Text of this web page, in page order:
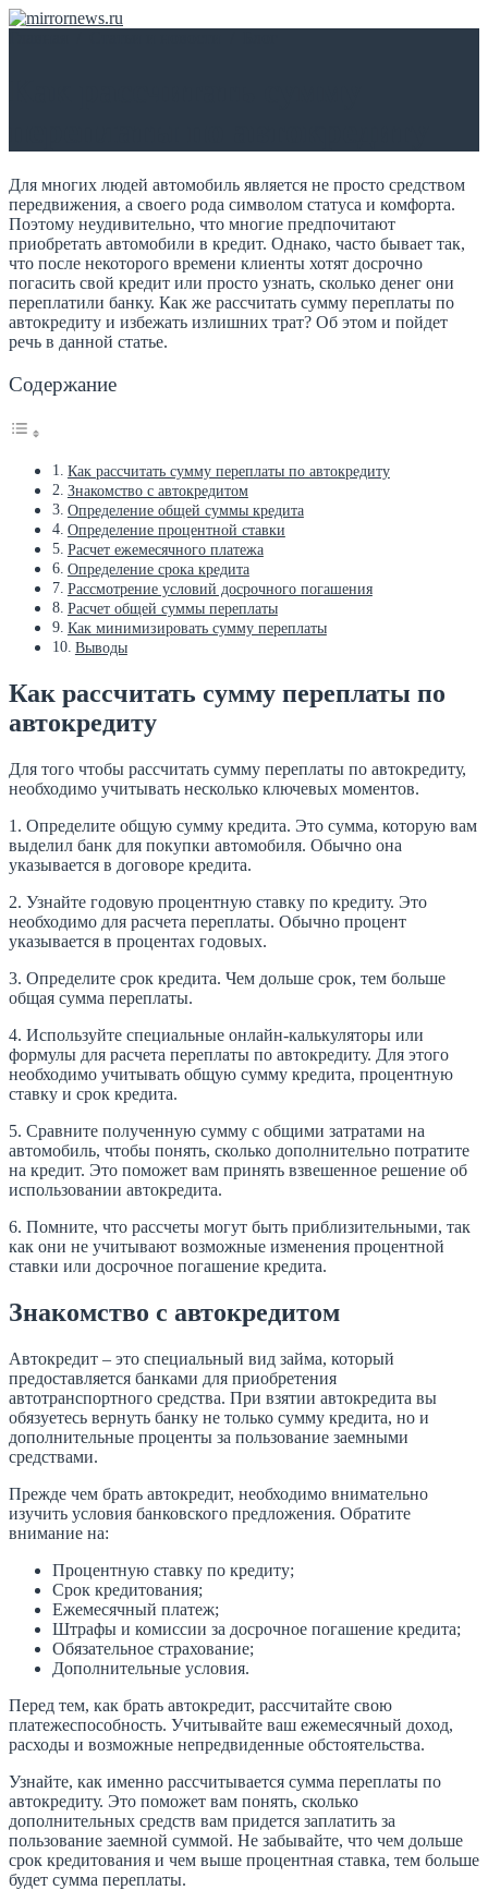
Для многих людей автомобиль является не просто средством
передвижения, а своего рода символом статуса и комфорта.
Поэтому неудивительно, что многие предпочитают
приобретать автомобили в кредит. Однако, часто бывает так,
что после некоторого времени клиенты хотят досрочно
погасить свой кредит или просто узнать, сколько денег они
переплатили банку. Как же рассчитать сумму переплаты по
автокредиту и избежать излишних трат? Об этом и пойдет
речь в данной статье.
Содержание
Как рассчитать сумму переплаты по автокредиту
Знакомство с автокредитом
Определение общей суммы кредита
Определение процентной ставки
Расчет ежемесячного платежа
Определение срока кредита
Рассмотрение условий досрочного погашения
Расчет общей суммы переплаты
Как минимизировать сумму переплаты
Выводы
Как рассчитать сумму переплаты по
автокредиту
Для того чтобы рассчитать сумму переплаты по автокредиту,
необходимо учитывать несколько ключевых моментов.
1. Определите общую сумму кредита. Это сумма, которую вам
выделил банк для покупки автомобиля. Обычно она
указывается в договоре кредита.
2. Узнайте годовую процентную ставку по кредиту. Это
необходимо для расчета переплаты. Обычно процент
указывается в процентах годовых.
3. Определите срок кредита. Чем дольше срок, тем больше
общая сумма переплаты.
4. Используйте специальные онлайн-калькуляторы или
формулы для расчета переплаты по автокредиту. Для этого
необходимо учитывать общую сумму кредита, процентную
ставку и срок кредита.
5. Сравните полученную сумму с общими затратами на
автомобиль, чтобы понять, сколько дополнительно потратите
на кредит. Это поможет вам принять взвешенное решение об
использовании автокредита.
6. Помните, что рассчеты могут быть приблизительными, так
как они не учитывают возможные изменения процентной
ставки или досрочное погашение кредита.
Знакомство с автокредитом
Автокредит – это специальный вид займа, который
предоставляется банками для приобретения
автотранспортного средства. При взятии автокредита вы
обязуетесь вернуть банку не только сумму кредита, но и
дополнительные проценты за пользование заемными
средствами.
Прежде чем брать автокредит, необходимо внимательно
изучить условия банковского предложения. Обратите
внимание на:
Процентную ставку по кредиту;
Срок кредитования;
Ежемесячный платеж;
Штрафы и комиссии за досрочное погашение кредита;
Обязательное страхование;
Дополнительные условия.
Перед тем, как брать автокредит, рассчитайте свою
платежеспособность. Учитывайте ваш ежемесячный доход,
расходы и возможные непредвиденные обстоятельства.
Узнайте, как именно рассчитывается сумма переплаты по
автокредиту. Это поможет вам понять, сколько
дополнительных средств вам придется заплатить за
пользование заемной суммой. Не забывайте, что чем дольше
срок кредитования и чем выше процентная ставка, тем больше
будет сумма переплаты.